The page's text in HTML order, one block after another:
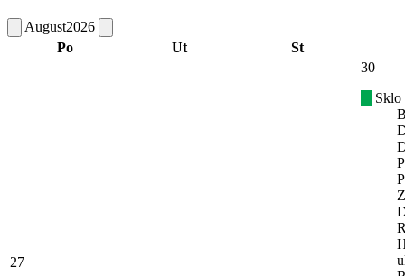
August2026
Po
Ut St
27
30
Sklo